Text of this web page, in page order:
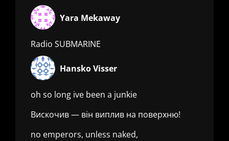
Yara Mekaway
Radio SUBMARINE
Hansko Visser
oh so long ive been a junkie
Вискочив — він виплив на поверхню!
no emperors, unless naked,